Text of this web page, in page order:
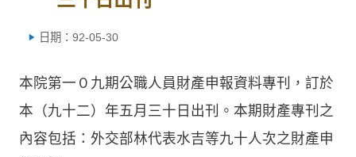
日期：92-05-30
本院第一０九期公職人員財產申報資料專刊，訂於
本（九十二）年五月三十日出刊。本期財產專刊之
內容包括：外交部林代表水吉等九十人次之財產申